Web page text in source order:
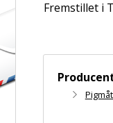
Fremstillet i